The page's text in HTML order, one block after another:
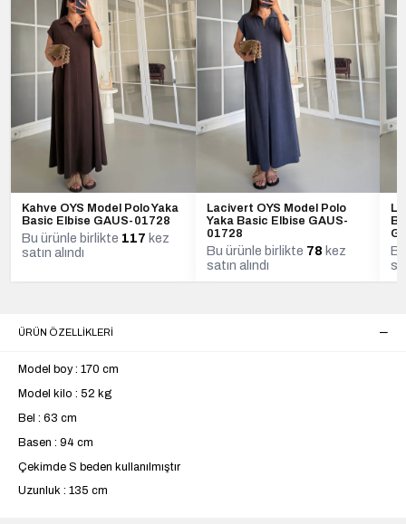
Kahve OYS Model Polo Yaka
Basic Elbise GAUS-01728
Bu ürünle birlikte 117 kez
satın alındı
Lacivert OYS Model Polo
Yaka Basic Elbise GAUS-
01728
Bu ürünle birlikte 78 kez
satın alındı
ÜRÜN ÖZELLIKLERI
Model boy : 170 cm
Model kilo : 52 kg
Bel : 63 cm
Basen : 94 cm
Çekimde S beden kullanılmıştır
Uzunluk : 135 cm